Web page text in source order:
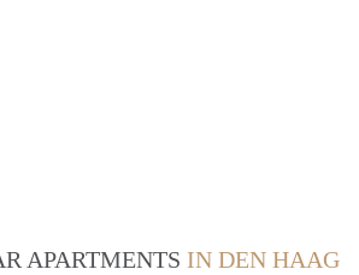
APARTMENTS IN DEN HAAG